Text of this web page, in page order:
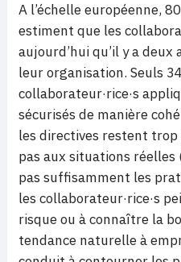
A l’échelle européenne,
estiment que les
aujourd’hui qu’il y a
leur organisation. Seuls
collaborateur·rice·s
sécurisés de manière
les directives restent
pas aux situations
pas suffisamment les
les collaborateur·rice·s
risque ou à connaître la
tendance naturelle à